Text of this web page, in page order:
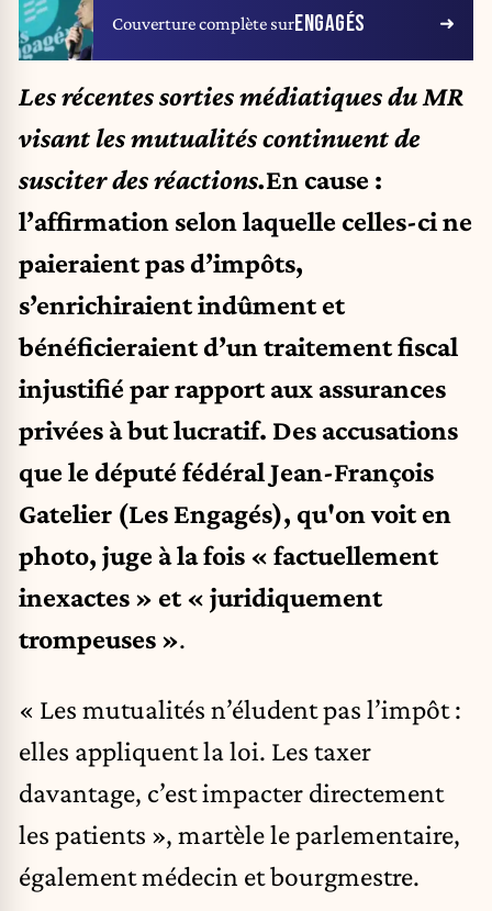
Couverture complète surENGAGÉS
Les récentes sorties médiatiques du MR
visant les mutualités continuent de
susciter des réactions.En cause :
l’affirmation selon laquelle celles-ci ne
paieraient pas d’impôts,
s’enrichiraient indûment et
bénéficieraient d’un traitement fiscal
injustifié par rapport aux assurances
privées à but lucratif. Des accusations
que le député fédéral Jean-François
Gatelier (Les Engagés), qu'on voit en
photo, juge à la fois « factuellement
inexactes » et « juridiquement
trompeuses ».
« Les mutualités n’éludent pas l’impôt :
elles appliquent la loi. Les taxer
davantage, c’est impacter directement
les patients », martèle le parlementaire,
également médecin et bourgmestre.